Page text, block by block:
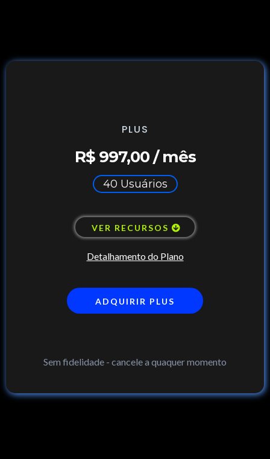
PLUS
R$ 997,00 / mês
40 Usuários
VER RECURSOS
Detalhamento do Plano
ADQUIRIR PLUS
Sem fidelidade - cancele a quaquer momento